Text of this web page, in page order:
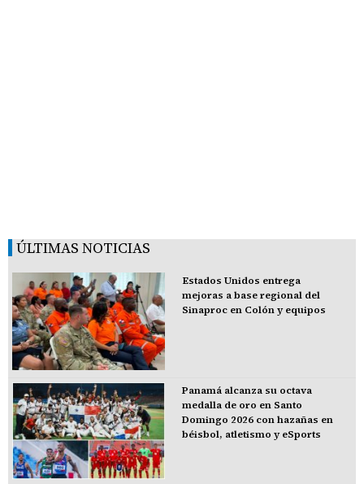
ÚLTIMAS NOTICIAS
Estados Unidos entrega
mejoras a base regional del
Sinaproc en Colón y equipos
Panamá alcanza su octava
medalla de oro en Santo
Domingo 2026 con hazañas en
béisbol, atletismo y eSports